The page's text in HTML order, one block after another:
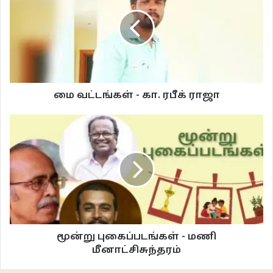
அடுத்த தலைமுறைக்கு எளிதாக கடத்தப்படுகிறது.
கதையின் நாயகி சுரையாவின் சிறுவயது பிராயத்திலிருந்து கதை
தொடங்குகிறது. விளையாட்டுத்தனங்களும், குடும்பத்தின்
கட்டுப்பெட்டித்தனங்களும், சிறுபிராயத்திற்கே உரிய ஆசையுடன் இருக்கும்
சிறுமியாக சுரையா அறிமுகப்படுத்தப்படுகிறாள். அவளுடைய ஆசைகளுக்கேற்ப
முடி திருத்திக்கொள்வதும் ஆடைகள் அணிந்துகொள்வதுமாக கதை
தொடங்குகிறது. அவளுடைய தந்தை லெப்பை மதவாதிகளிடையே நற்பெயர்
பெற்றவர். மேலும் சமூகத்தின் மக்களிடையேவும் நன்மதிப்பை பெற்றிருப்பவர்.
அவருடைய பேச்சிற்கு இணக்கமாக செல்லக்கூடியவர்கள் நிறைய பேர்
இருந்தனர். அவர் வழியே புர்கா சுற்றத்திற்குள் அறிமுகப்படுத்தப்படுகிறது.
பரப்புவதற்கான அறிவுரையும் வழங்கப்படுகிறது.
ஆண்கள் ஏன் பெண்களின் ஆடைகளைத் தீர்மானிக்க வேண்டும் எனும்
சுரையாவின் பார்வையில் போராளிகளாக, புரட்சிக்காரர்களாக
மை வட்டங்கள் - கா. ரபீக் ராஜா
மூன்று புகைப்படங்கள் - மணி
மீனாட்சிசுந்தரம்